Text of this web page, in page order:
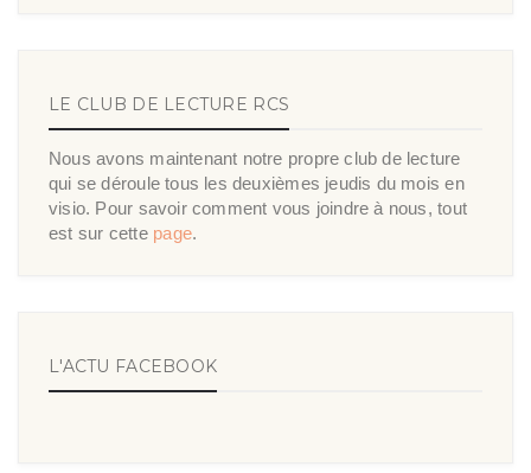
LE CLUB DE LECTURE RCS
Nous avons maintenant notre propre club de lecture
qui se déroule tous les deuxièmes jeudis du mois en
visio. Pour savoir comment vous joindre à nous, tout
est sur cette page.
L'ACTU FACEBOOK